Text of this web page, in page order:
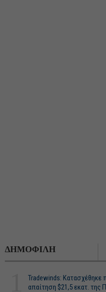
ΔΗΜΟΦΙΛΗ
Tradewinds: Κατασχέθηκε
απαίτηση $21,5 εκατ. της